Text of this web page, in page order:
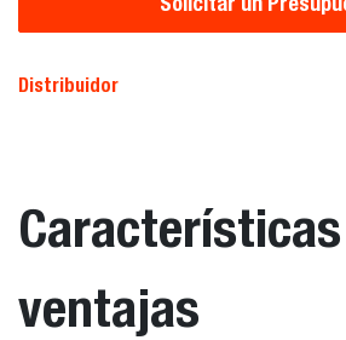
Distribuidor
ventajas